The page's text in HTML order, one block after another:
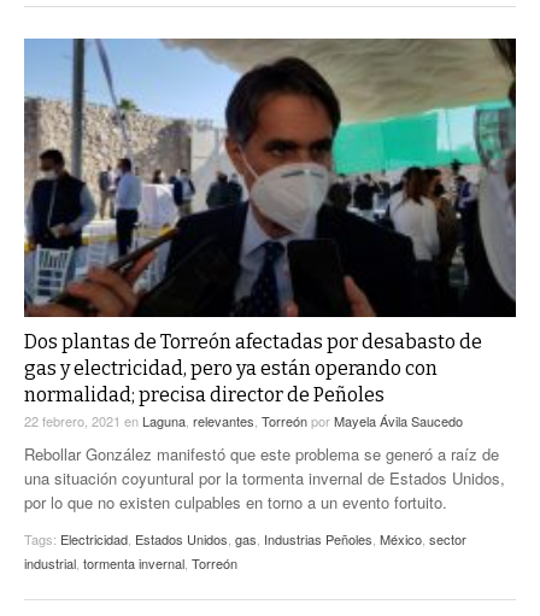
Dos plantas de Torreón afectadas por desabasto de
gas y electricidad, pero ya están operando con
normalidad; precisa director de Peñoles
22 febrero, 2021 en Laguna relevantes TorreónporMayela Ávila Saucedo
Rebollar González manifestó que este problema se generó a raíz de
una situación coyuntural por la tormenta invernal de Estados Unidos,
por lo que no existen culpables en torno a un evento fortuito.
Tags: Electricidad Estados Unidos gas Industrias Peñoles México sector
industrial tormenta invernal Torreón